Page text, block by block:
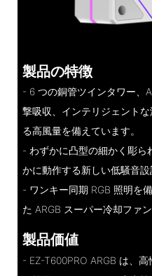
製品の特徴
- 6 つの銅管ツインタワー、
撃吸収、インテリジェント
る高風量を備えています。
- わずかに凸型の細かく彫ら
かに動作する新しい低騒音設
- ワンキー同期 RGB 照明を
た ARGB スーパー冷却ファ
製品価値
- EZ-T600PRO ARGB は、